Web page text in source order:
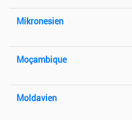
Mikronesien
Moçambique
Moldavien